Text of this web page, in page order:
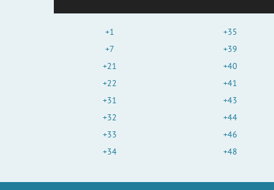
+1
+7
+21
+22
+31
+32
+33
+34
+35
+39
+40
+41
+43
+44
+46
+48